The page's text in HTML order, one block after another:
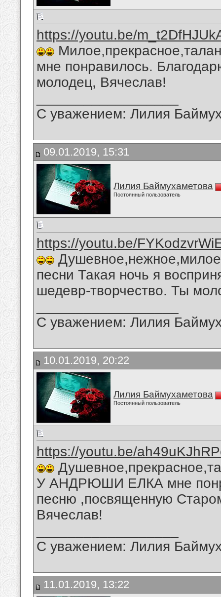
https://youtu.be/
мне понравилось.
молодец, Вячеслав!
С уважением: Лилия
09.01.2019, 15:31
Лилия Баймухаметова
Постоянный пользователь
https://youtu.be/
песни Такая ночь я
шедевр-творчество. Ты
С уважением: Лилия
10.01.2019, 20:22
Лилия Баймухаметова
Постоянный пользователь
https://youtu.be/
У АНДРЮШИ ЕЛКА мне
песню ,посвященную
Вячеслав!
С уважением: Лилия
11.01.2019, 13:22